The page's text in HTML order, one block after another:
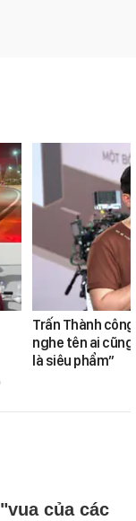
Trấn Thành
nghe tên ai
là siêu phẩm”
của các